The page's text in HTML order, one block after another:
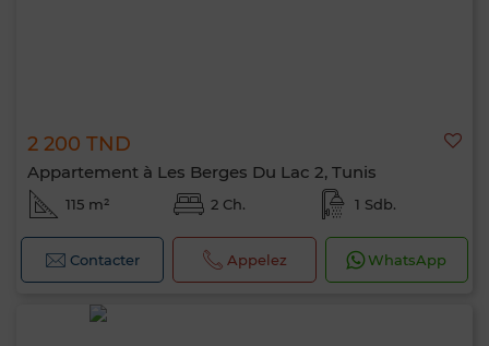
2 200 TND
Appartement à Les Berges Du Lac 2, Tunis
115 m² 2 Ch. 1 Sdb.
Contacter Appelez WhatsApp